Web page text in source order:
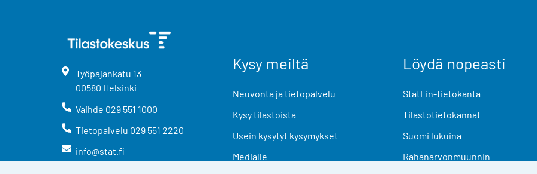
Työpajankatu 13
00580 Helsinki
Vaihde 029 551 1000
Tietopalvelu 029 551 2220
info@stat.fi
Kysy meiltä
Neuvonta ja tietopalvelu
Kysy tilastoista
Usein kysytyt kysymykset
Medialle
Löydä nopeasti
StatFin-tietokanta
Tilastotietokannat
Suomi lukuina
Rahanarvonmuunnin